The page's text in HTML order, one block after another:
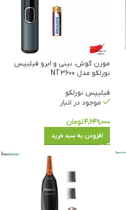
موزن گوش، بینی و ابرو فیلیپس
نورلکو مدل NT3600
فیلیپس نورلکو
موجود در انبار
۴,۶۴۹,۰۰۰تومان
افزودن به سبد خرید